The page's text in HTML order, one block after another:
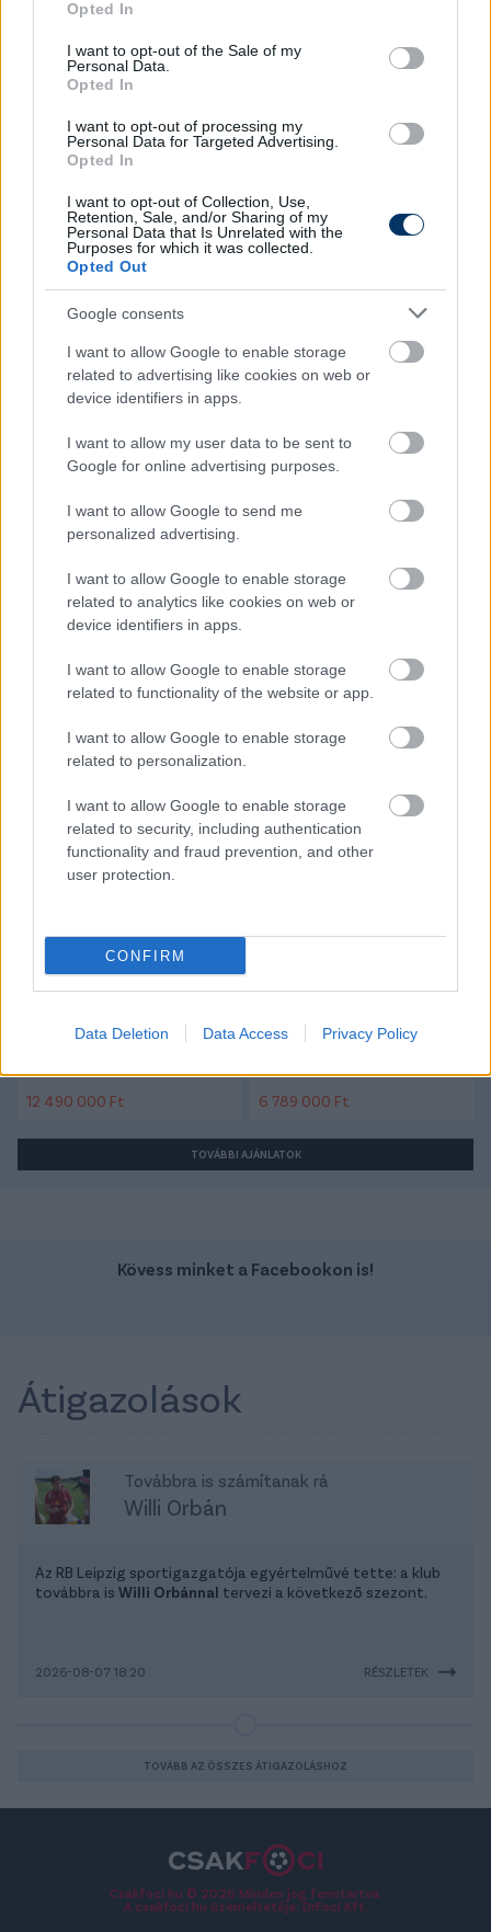
use your data for below specified purposes in below Google
consent section.
Opted In
I want to opt-out of the Sale of my
Personal Data.
Opted In
I want to opt-out of processing my
Personal Data for Targeted Advertising.
Opted In
I want to opt-out of Collection, Use,
Retention, Sale, and/or Sharing of my
Personal Data that Is Unrelated with the
Purposes for which it was collected.
Opted Out
Google consents
I want to allow Google to enable storage
related to advertising like cookies on web or
device identifiers in apps.
I want to allow my user data to be sent to
Google for online advertising purposes.
I want to allow Google to send me
personalized advertising.
I want to allow Google to enable storage
related to analytics like cookies on web or
device identifiers in apps.
I want to allow Google to enable storage
related to functionality of the website or app.
I want to allow Google to enable storage
related to personalization.
I want to allow Google to enable storage
related to security, including authentication
functionality and fraud prevention, and other
user protection.
CONFIRM
Data Deletion Data Access Privacy Policy
NB I: Feljutásra esélyes csapatnál
folytathatja a Szpari magyar csatára
A Csakfoci értesülései szerint Beke Péter közel áll a
megegyezéshez a másodosztályú Kecskeméttel.
Elolvasom
Itt állíthatod be, hogy a Csakfoci az elsők
között legyen a Google-találatokban
Tetszett a cikk? Megosztanád?
Link másolása Email küldés
CÍMKÉK: #MAGYAR FOCI #NB I
#NYÍREGYHÁZA
#SZABÓ ISTVÁN
#VLADIMIR
RADENKOVIC
Ford Kuga
12 490 000 Ft
Szín:
6 789 000 Ft
TOVÁBBI AJÁNLATOK
Kövess minket a Facebookon is!
Átigazolások
Továbbra is számítanak rá
Willi Orbán
Az RB Leipzig sportigazgatója egyértelművé tette: a klub
továbbra is Willi Orbánnal tervezi a következő szezont.
2026-08-07 18:20 RÉSZLETEK
TOVÁBB AZ ÖSSZES ÁTIGAZOLÁSHOZ
Csakfoci.hu © 2026 Minden jog fenntartva.
A csakfoci.hu üzemeltetője: DrFoci Kft.